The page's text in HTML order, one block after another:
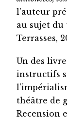
l'auteur
au sujet du
Terrasses,
Un des
instructifs
théâtre de
Recension